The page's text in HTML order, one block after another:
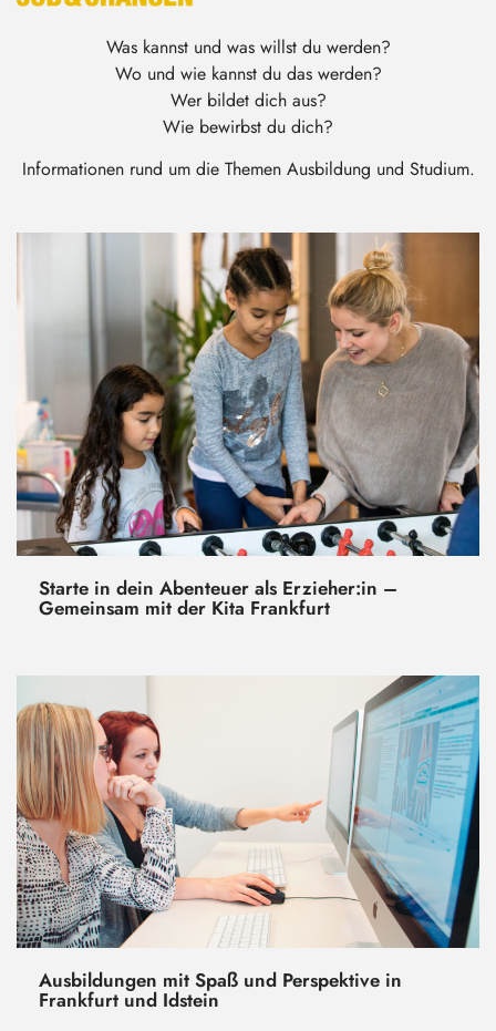
Was kannst und was willst du werden?
Wo und wie kannst du das werden?
Wer bildet dich aus?
Wie bewirbst du dich?
Informationen rund um die Themen Ausbildung und Studium.
Starte in dein Abenteuer als Erzieher:in –
Gemeinsam mit der Kita Frankfurt
Ausbildungen mit Spaß und Perspektive in
Frankfurt und Idstein